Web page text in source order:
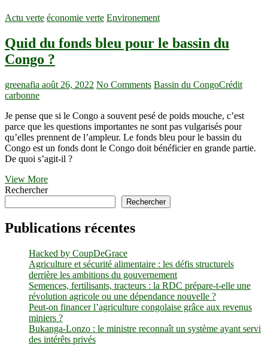
Actu verte économie verte Environement
Quid du fonds bleu pour le bassin du
Congo ?
greenafia août 26, 2022 No Comments Bassin du CongoCrédit
carbonne
Je pense que si le Congo a souvent pesé de poids mouche, c’est
parce que les questions importantes ne sont pas vulgarisés pour
qu’elles prennent de l’ampleur. Le fonds bleu pour le bassin du
Congo est un fonds dont le Congo doit bénéficier en grande partie.
De quoi s’agit-il ?
View MoreQuid
du
bleu
pour
le
du
Congo
?
Rechercher
Rechercher
Publications récentes
Hacked by CoupDeGrace
Agriculture et sécurité alimentaire : les défis structurels
derrière les ambitions du gouvernement
Semences, fertilisants, tracteurs : la RDC prépare-t-elle une
révolution agricole ou une dépendance nouvelle ?
Peut-on financer l’agriculture congolaise grâce aux revenus
miniers ?
Bukanga-Lonzo : le ministre reconnaît un système ayant servi
des intérêts privés